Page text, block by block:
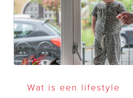
Wat is een lifestyle